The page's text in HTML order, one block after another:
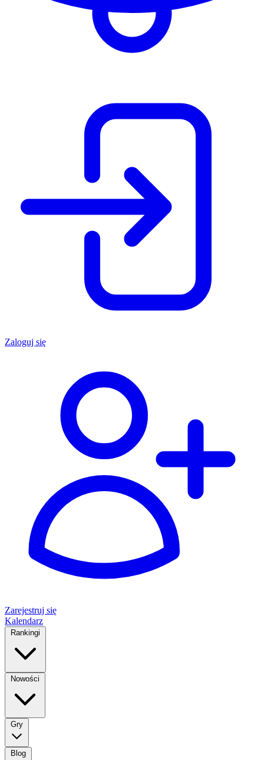
Zaloguj się
Zarejestruj się
Kalendarz
Rankingi
Nowości
Gry
Blog